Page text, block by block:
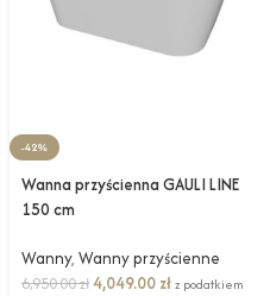
-42%
Wanna przyścienna GAULI LINE
150 cm
Wanny, Wanny przyścienne
6,950.00zł 4,049.00 złz podatkiem